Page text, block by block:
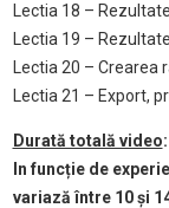
Lectia 18 –
Lectia 19 –
Lectia 20 –
Lectia 21 – Export,
Durată totală video:
In funcție de
variază între 10 și